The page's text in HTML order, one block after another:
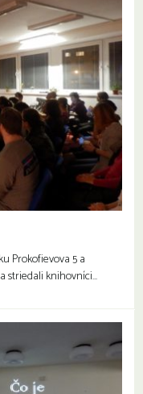
Prokofievova 5 a
striedali knihovníci…